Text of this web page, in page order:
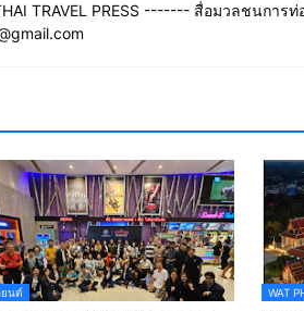
TRAVEL PRESS ------- สื่อมวลชนการท่
ยนต์ WAT